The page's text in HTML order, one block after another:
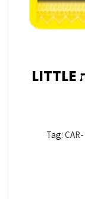
ריחנית Royal Pine אמריקאית LITTLE
Tag: CAR-